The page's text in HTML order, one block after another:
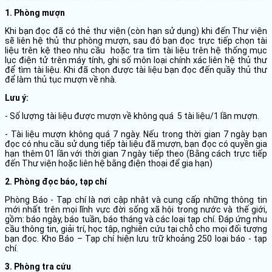
1. Phòng mượn
Khi bạn đọc đã có thẻ thư viện (còn hạn sử dụng) khi đến Thư viện
sẽ liên hệ thủ thư phòng mượn, sau đó bạn đọc trực tiếp chọn tài
liệu trên kệ theo nhu cầu hoặc tra tìm tài liệu trên hệ thống mục
lục điện tử trên máy tính, ghi số môn loại chính xác liên hệ thủ thư
để tìm tài liệu. Khi đã chọn được tài liệu bạn đọc đến quầy thủ thư
để làm thủ tục mượn về nhà.
Lưu ý:
- Số lượng tài liệu được mượn về không quá 5 tài liệu/1 lần mượn.
- Tài liệu mượn không quá 7 ngày. Nếu trong thời gian 7 ngày bạn
đọc có nhu cầu sử dụng tiếp tài liệu đã mượn, bạn đọc có quyền gia
hạn thêm 01 lần với thời gian 7 ngày tiếp theo (Bằng cách trực tiếp
đến Thư viện hoặc liên hệ bằng điện thoại để gia hạn)
2. Phòng đọc báo, tạp chí
Phòng Báo - Tạp chí là nơi cập nhật và cung cấp những thông tin
mới nhất trên mọi lĩnh vực đời sống xã hội trong nước và thế giới,
gồm: báo ngày, báo tuần, báo tháng và các loại tạp chí. Đáp ứng nhu
cầu thông tin, giải trí, học tập, nghiên cứu tại chỗ cho mọi đối tượng
bạn đọc. Kho Báo – Tạp chí hiện lưu trữ khoảng 250 loại báo - tạp
chí.
3. Phòng tra cứu